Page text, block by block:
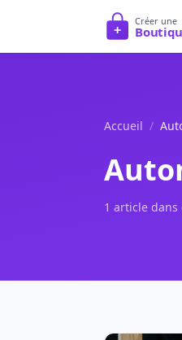
Accueil /
1 article